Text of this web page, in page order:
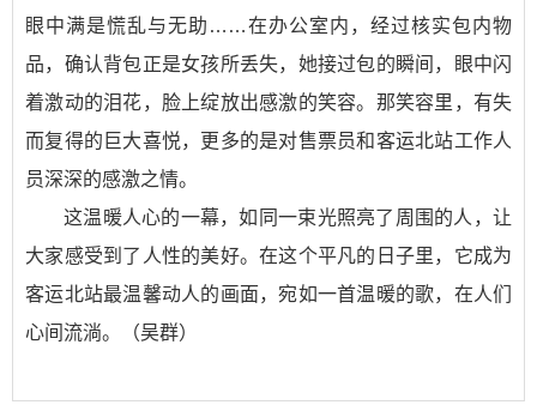
眼中满是慌乱与无助……在办公室内，经过核实包内物
品，确认背包正是女孩所丢失，她接过包的瞬间，眼中闪
着激动的泪花，脸上绽放出感激的笑容。那笑容里，有失
而复得的巨大喜悦，更多的是对售票员和客运北站工作人
员深深的感激之情。
这温暖人心的一幕，如同一束光照亮了周围的人，让
大家感受到了人性的美好。在这个平凡的日子里，它成为
客运北站最温馨动人的画面，宛如一首温暖的歌，在人们
心间流淌。（吴群）